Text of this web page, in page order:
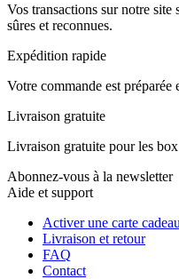
Vos transactions sur notre site
sûres et reconnues.
Expédition rapide
Votre commande est préparée
Livraison gratuite
Livraison gratuite pour les
Abonnez-vous à la newsletter
Aide et support
Activer une carte cadeau
Livraison et retour
FAQ
Contact